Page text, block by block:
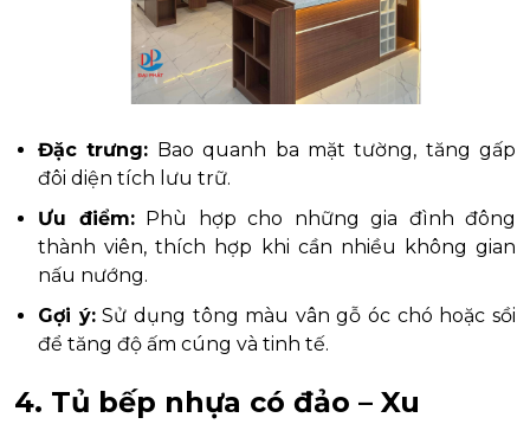
Đặc trưng: Bao quanh ba mặt tường, tăng gấp
đôi diện tích lưu trữ.
Ưu điểm:Phù hợp cho những gia đình đông
thành viên, thích hợp khi cần nhiều không gian
nấu nướng.
Gợi ý:Sử dụng tông màu vân gỗ óc chó hoặc sồi
để tăng độ ấm cúng và tinh tế.
4. Tủ bếp nhựa có đảo – Xu